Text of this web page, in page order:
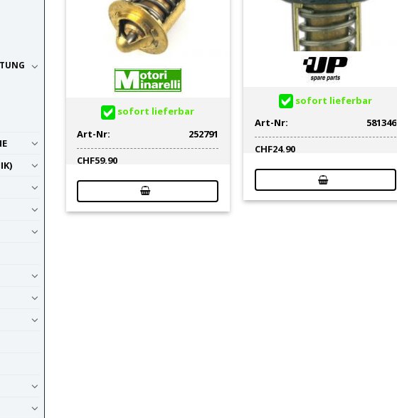
sofort lieferbar
Art-Nr:
252791
CHF59.90
sofort lieferbar
Art-Nr:
581346
CHF24.90